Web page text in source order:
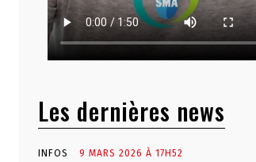
Les dernières news
INFOS 9 MARS 2026 À 17H52